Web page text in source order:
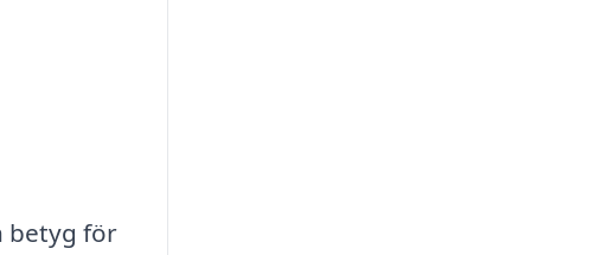
betyg för